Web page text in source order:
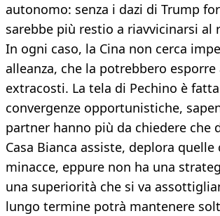
autonomo: senza i dazi di Trump
sarebbe più restio a riavvicinarsi al
In ogni caso, la Cina non cerca
alleanza, che la potrebbero esporre
extracosti. La tela di Pechino è
convergenze opportunistiche,
partner hanno più da chiedere che
Casa Bianca assiste, deplora quelle
minacce, eppure non ha una
una superiorità che si va
lungo termine potrà mantenere